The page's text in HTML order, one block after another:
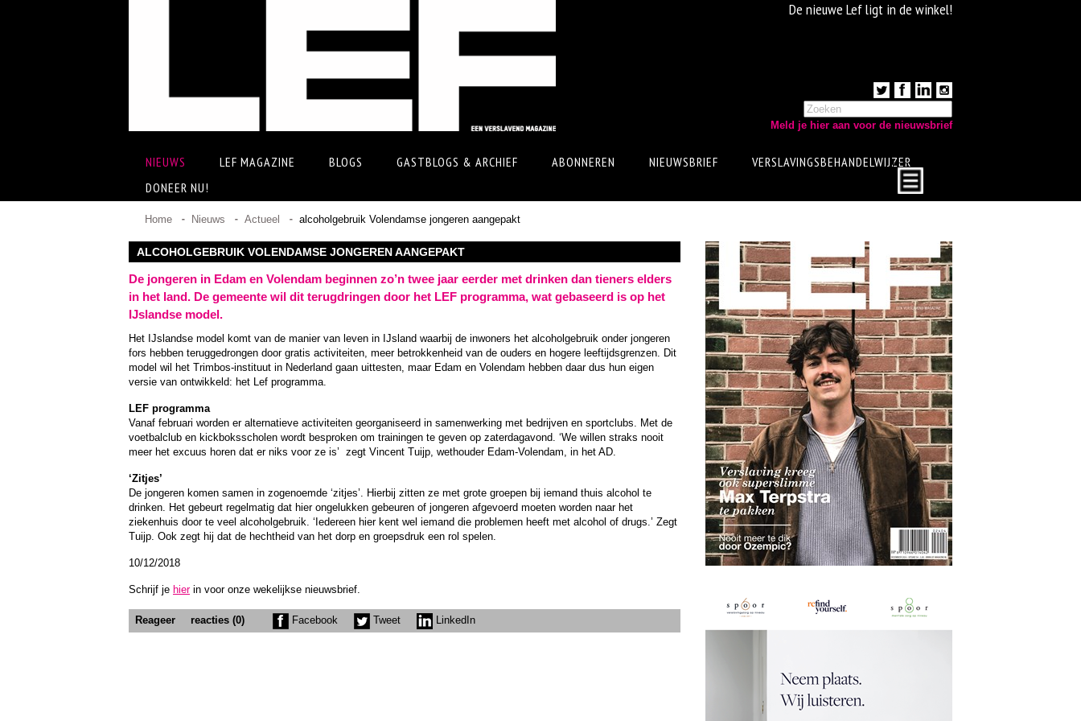
De nieuwe Lef ligt in de winkel!
Meld je hier aan voor de nieuwsbrief
NIEUWS LEF MAGAZINE BLOGS GASTBLOGS & ARCHIEF ABONNEREN NIEUWSBRIEF
VERSLAVINGSBEHANDELWIJZER
DONEER NU!
Home Nieuws Actueel alcoholgebruik Volendamse jongeren aangepakt
ALCOHOLGEBRUIK VOLENDAMSE JONGEREN AANGEPAKT
De jongeren in Edam en Volendam beginnen zo’n twee jaar eerder met drinken dan tieners elders
in het land. De gemeente wil dit terugdringen door het LEF programma, wat gebaseerd is op het
IJslandse model.
Het IJslandse model komt van de manier van leven in IJsland waarbij de inwoners het alcoholgebruik onder jongeren
fors hebben teruggedrongen door gratis activiteiten, meer betrokkenheid van de ouders en hogere leeftijdsgrenzen. Dit
model wil het Trimbos-instituut in Nederland gaan uittesten, maar Edam en Volendam hebben daar dus hun eigen
versie van ontwikkeld: het Lef programma.
LEF programma
Vanaf februari worden er alternatieve activiteiten georganiseerd in samenwerking met bedrijven en sportclubs. Met de
voetbalclub en kickboksscholen wordt besproken om trainingen te geven op zaterdagavond. ‘We willen straks nooit
meer het excuus horen dat er niks voor ze is’ zegt Vincent Tuijp, wethouder Edam-Volendam, in het AD.
‘Zitjes’
De jongeren komen samen in zogenoemde ‘zitjes’. Hierbij zitten ze met grote groepen bij iemand thuis alcohol te
drinken. Het gebeurt regelmatig dat hier ongelukken gebeuren of jongeren afgevoerd moeten worden naar het
ziekenhuis door te veel alcoholgebruik. ‘Iedereen hier kent wel iemand die problemen heeft met alcohol of drugs.’ Zegt
Tuijp. Ook zegt hij dat de hechtheid van het dorp en groepsdruk een rol spelen.
10/12/2018
Schrijf je hierin voor onze wekelijkse nieuwsbrief.
Reageer reacties (0) Facebook Tweet LinkedIn